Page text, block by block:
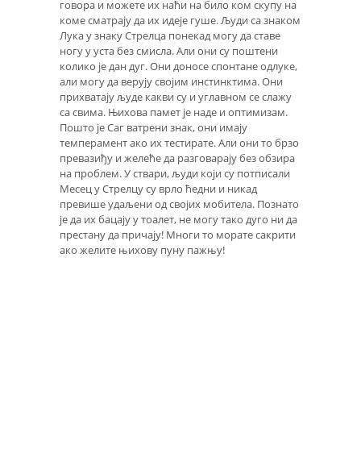
говора и можете их наћи на било ком скупу на
коме сматрају да их идеје гуше. Људи са знаком
Лука у знаку Стрелца понекад могу да ставе
ногу у уста без смисла. Али они су поштени
колико је дан дуг. Они доносе спонтане одлуке,
али могу да верују својим инстинктима. Они
прихватају људе какви су и углавном се слажу
са свима. Њихова памет је наде и оптимизам.
Пошто је Саг ватрени знак, они имају
темперамент ако их тестирате. Али они то брзо
превазиђу и желеће да разговарају без обзира
на проблем. У ствари, људи који су потписали
Месец у Стрелцу су врло ћедни и никад
превише удаљени од својих мобитела. Познато
је да их бацају у тоалет, не могу тако дуго ни да
престану да причају! Многи то морате сакрити
ако желите њихову пуну пажњу!